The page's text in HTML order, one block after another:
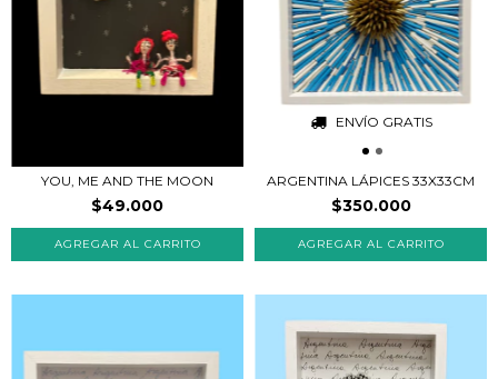
YOU, ME AND THE MOON
$49.000
ENVÍO GRATIS
ARGENTINA LÁPICES 33X33CM
$350.000